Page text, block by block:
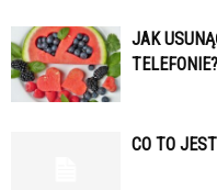
JAK
TELEFONIE?
CO TO